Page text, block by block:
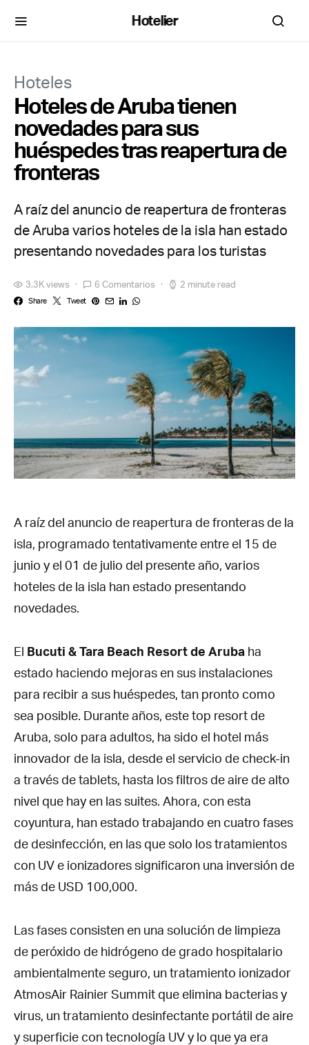
Hotelier
Hoteles
Hoteles de Aruba tienen
novedades para sus
huéspedes tras reapertura de
fronteras
A raíz del anuncio de reapertura de fronteras
de Aruba varios hoteles de la isla han estado
presentando novedades para los turistas
3,3K views 6 Comentarios 2 minute read
Share Tweet
A raíz del anuncio de reapertura de fronteras de la
isla, programado tentativamente entre el 15 de
junio y el 01 de julio del presente año, varios
hoteles de la isla han estado presentando
novedades.
El Bucuti & Tara Beach Resort de Aruba ha
estado haciendo mejoras en sus instalaciones
para recibir a sus huéspedes, tan pronto como
sea posible. Durante años, este top resort de
Aruba, solo para adultos, ha sido el hotel más
innovador de la isla, desde el servicio de check-in
a través de tablets, hasta los filtros de aire de alto
nivel que hay en las suites. Ahora, con esta
coyuntura, han estado trabajando en cuatro fases
de desinfección, en las que solo los tratamientos
con UV e ionizadores significaron una inversión de
más de USD 100,000.
Las fases consisten en una solución de limpieza
de peróxido de hidrógeno de grado hospitalario
ambientalmente seguro, un tratamiento ionizador
AtmosAir Rainier Summit que elimina bacterias y
virus, un tratamiento desinfectante portátil de aire
y superficie con tecnología UV y lo que ya era